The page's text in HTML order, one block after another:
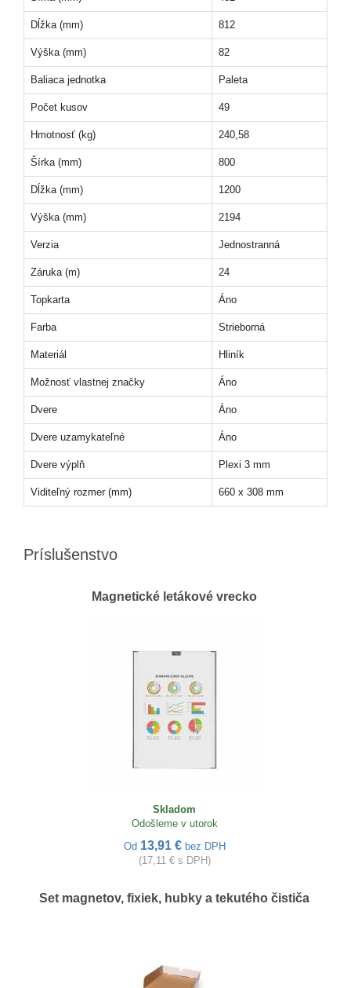
Dĺžka (mm) 812
Výška (mm) 82
Baliaca jednotka Paleta
Počet kusov 49
Hmotnosť (kg) 240,58
Šírka (mm) 800
Dĺžka (mm) 1200
Výška (mm) 2194
Verzia Jednostranná
Záruka (m) 24
Topkarta Áno
Farba Strieborná
Materiál Hliník
Možnosť vlastnej značky Áno
Dvere Áno
Dvere uzamykateľné Áno
Dvere výplň Plexi 3 mm
Viditeľný rozmer (mm) 660 x 308 mm
Príslušenstvo
Magnetické letákové vrecko
Skladom
Odošleme v utorok
Od 13,91 € bez DPH
(17,11 € s DPH)
Set magnetov, fixiek, hubky a tekutého čističa